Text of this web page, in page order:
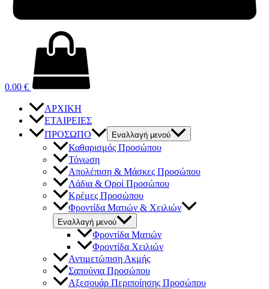
0.00 €
ΑΡΧΙΚΗ
ΕΤΑΙΡΕΙΕΣ
ΠΡΟΣΩΠΟ
Εναλλαγή μενού
Καθαρισμός Προσώπου
Τόνωση
Απολέπιση & Μάσκες Προσώπου
Λάδια & Οροί Προσώπου
Κρέμες Προσώπου
Φροντίδα Ματιών & Χειλιών
Εναλλαγή μενού
Φροντίδα Ματιών
Φροντίδα Χειλιών
Αντιμετώπιση Ακμής
Σαπούνια Προσώπου
Αξεσουάρ Περιποίησης Προσώπου